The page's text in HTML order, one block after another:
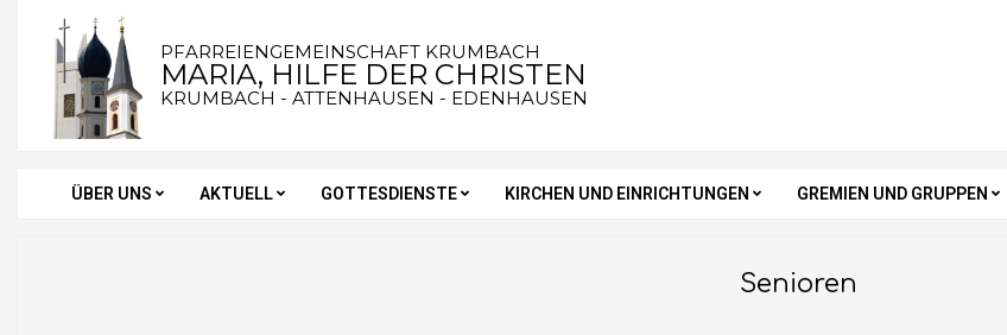
content
PFARREIENGEMEINSCHAFT KRUMBACH
MARIA, HILFE DER CHRISTEN
KRUMBACH - ATTENHAUSEN - EDENHAUSEN
Secondary
ÜBER UNS AKTUELL GOTTESDIENSTE KIRCHEN UND EINRICHTUNGEN GREMIEN UND GRUPPEN
Senioren